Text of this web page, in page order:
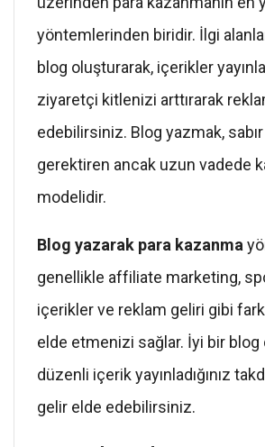
yöntemlerinden biridir. İlgi
blog oluşturarak, içerikler
ziyaretçi kitlenizi arttırarak
edebilirsiniz. Blog yazmak,
gerektiren ancak uzun vadede
modelidir.
Blog yazarak para kazanma
genellikle affiliate marketing,
içerikler ve reklam geliri gibi
elde etmenizi sağlar. İyi bir blog
düzenli içerik yayınladığınız
gelir elde edebilirsiniz.